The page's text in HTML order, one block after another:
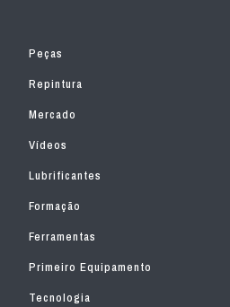
Peças
Repintura
Mercado
Vídeos
Lubrificantes
Formação
Ferramentas
Primeiro Equipamento
Tecnologia